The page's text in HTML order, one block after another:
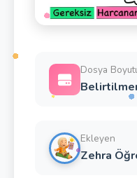
Dosya
Ekleyen
Zehra